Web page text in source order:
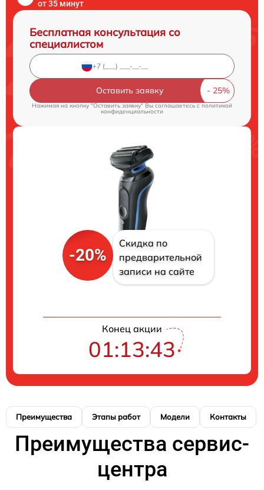
от 35 минут
Бесплатная консультация со
специалистом
Оставить заявку
Нажимая на кнопку "Оставить заявку" Вы соглашаетесь cполитикой
конфиденциальности
-20%
Скидка по
предварительной
записи на сайте
Конец акции
01:13:42
Преимущества Этапы работ Модели Контакты
Преимущества сервис-
центра